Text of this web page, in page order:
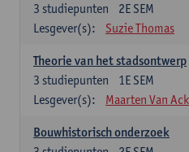
2E SEM
3 studiepunten
Lesgever(s):
Suzie Thomas
Theorie van het stadsontwerp
1E SEM
3 studiepunten
Lesgever(s):
Maarten Van
Bouwhistorisch onderzoek